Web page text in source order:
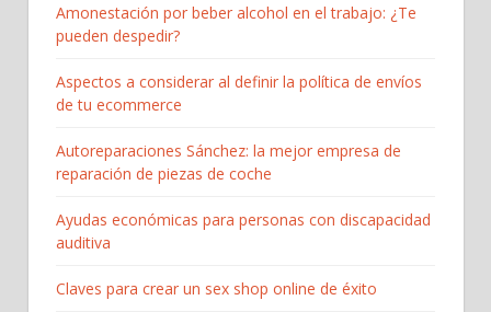
Amonestación por beber alcohol en el trabajo: ¿Te
pueden despedir?
Aspectos a considerar al definir la política de envíos
de tu ecommerce
Autoreparaciones Sánchez: la mejor empresa de
reparación de piezas de coche
Ayudas económicas para personas con discapacidad
auditiva
Claves para crear un sex shop online de éxito